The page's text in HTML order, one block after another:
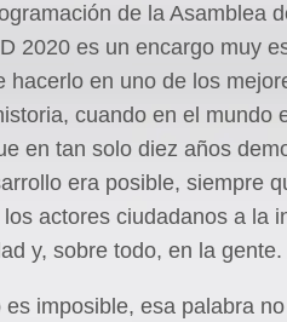
de la Asamblea
2020 es un encargo muy
hacerlo en uno de los
cuando en el mundo
en tan solo diez años
era posible, siempre
actores ciudadanos a la
y, sobre todo, en la gente.
es imposible, esa palabra